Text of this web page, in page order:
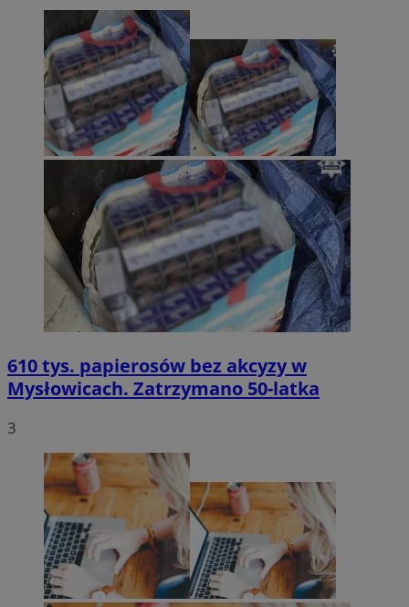
610 tys. papierosów bez akcyzy w
Mysłowicach. Zatrzymano 50-latka
3